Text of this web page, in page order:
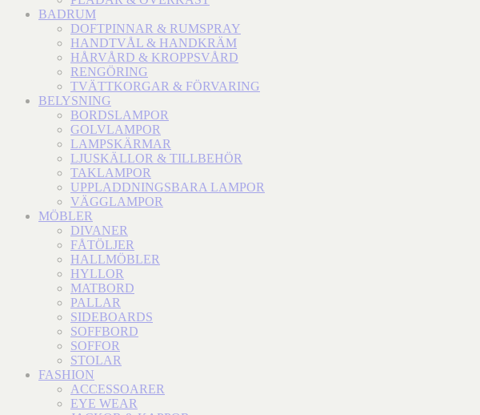
BADRUM
DOFTPINNAR & RUMSPRAY
HANDTVÅL & HANDKRÄM
HÅRVÅRD & KROPPSVÅRD
RENGÖRING
TVÄTTKORGAR & FÖRVARING
BELYSNING
BORDSLAMPOR
GOLVLAMPOR
LAMPSKÄRMAR
LJUSKÄLLOR & TILLBEHÖR
TAKLAMPOR
UPPLADDNINGSBARA LAMPOR
VÄGGLAMPOR
MÖBLER
DIVANER
FÅTÖLJER
HALLMÖBLER
HYLLOR
MATBORD
PALLAR
SIDEBOARDS
SOFFBORD
SOFFOR
STOLAR
FASHION
ACCESSOARER
EYE WEAR